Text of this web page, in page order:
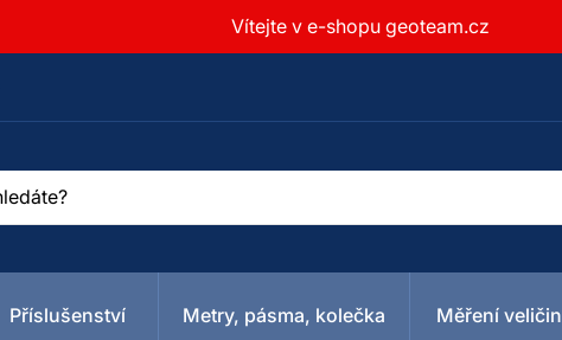
Vítejte v e-shopu geoteam.cz
Příslušenství Metry, pásma, kolečka Měření veličin